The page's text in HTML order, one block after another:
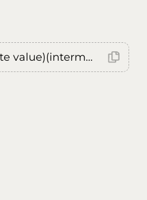
Error: (intermediate value)(intermediate value)(intermediate value).replaceAll is not a function